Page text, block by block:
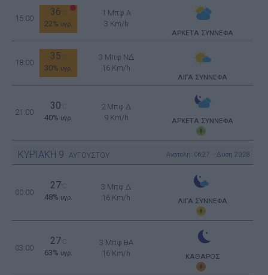
15:00
36
22% υγρ.
1 Μπφ Α
3 Km/h
ΑΡΚΕΤΑ ΣΥΝΝΕΦΑ
18:00
35
30% υγρ.
3 Μπφ ΝΔ
16 Km/h
ΛΙΓΑ ΣΥΝΝΕΦΑ
21:00
30
40% υγρ.
2 Μπφ Δ
9 Km/h
ΑΡΚΕΤΑ ΣΥΝΝΕΦΑ
ΚΥΡΙΑΚΗ 9 ΑΥΓΟΥΣΤΟΥ Ανατολή: 06:27 - Δύση 20:28
00:00
27
48% υγρ.
3 Μπφ Δ
16 Km/h
ΛΙΓΑ ΣΥΝΝΕΦΑ
03:00
27
63% υγρ.
3 Μπφ BA
16 Km/h
ΚΑΘΑΡΟΣ